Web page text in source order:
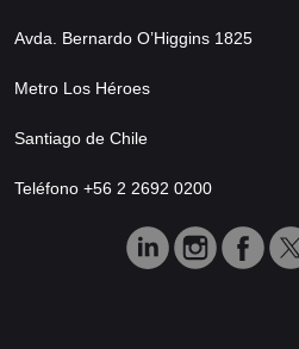
Avda. Bernardo O’Higgins 1825
Metro Los Héroes
Santiago de Chile
Teléfono +56 2 2692 0200